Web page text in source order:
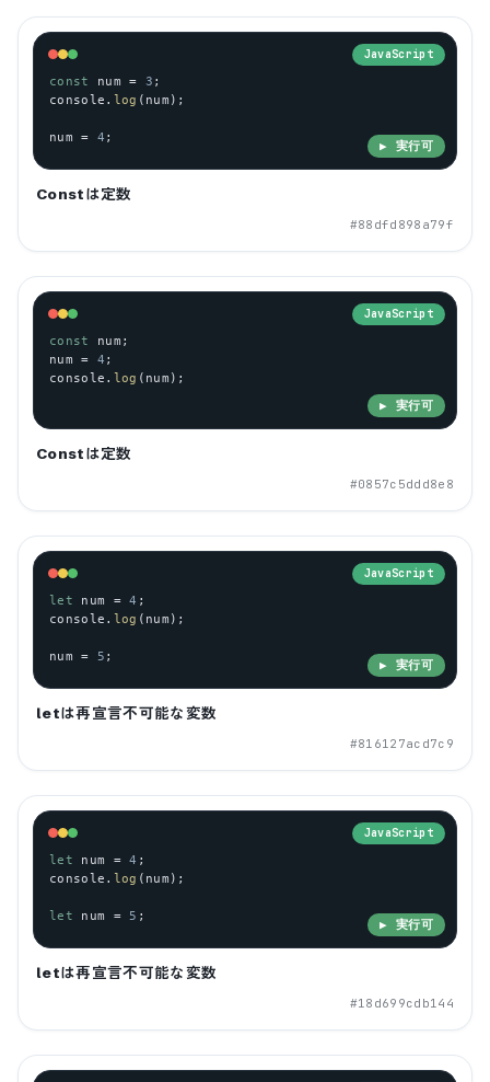
JavaScript
const num = 3 ;
console . log ( num );
num = 4 ;
▶ 実行可
Constは定数
#88dfd898a79f
JavaScript
const num ;
num = 4 ;
console . log ( num );
▶ 実行可
Constは定数
#0857c5ddd8e8
JavaScript
let num = 4 ;
console . log ( num );
num = 5 ;
▶ 実行可
letは再宣言不可能な変数
#816127acd7c9
JavaScript
let num = 4 ;
console . log ( num );
let num = 5 ;
▶ 実行可
letは再宣言不可能な変数
#18d699cdb144